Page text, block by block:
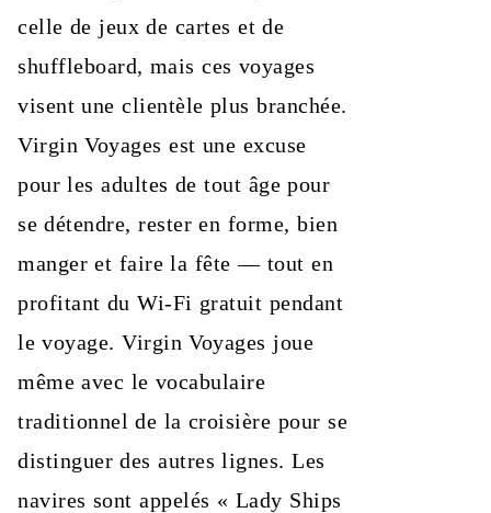
celle de jeux de cartes et de
shuffleboard, mais ces voyages
visent une clientèle plus branchée.
Virgin Voyages est une excuse
pour les adultes de tout âge pour
se détendre, rester en forme, bien
manger et faire la fête — tout en
profitant du Wi‑Fi gratuit pendant
le voyage. Virgin Voyages joue
même avec le vocabulaire
traditionnel de la croisière pour se
distinguer des autres lignes. Les
navires sont appelés « Lady Ships